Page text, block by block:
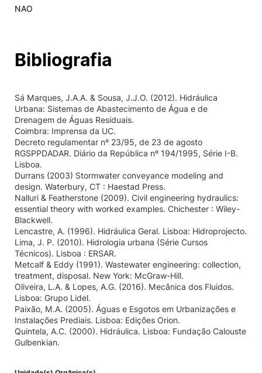
NAO
Bibliografia
Sá Marques, J.A.A. & Sousa, J.J.O. (2012). Hidráulica
Urbana: Sistemas de Abastecimento de Água e de
Drenagem de Águas Residuais.
Coimbra: Imprensa da UC.
Decreto regulamentar nº 23/95, de 23 de agosto
RGSPPDADAR. Diário da República nº 194/1995, Série I-B.
Lisboa.
Durrans (2003) Stormwater conveyance modeling and
design. Waterbury, CT : Haestad Press.
Nalluri & Featherstone (2009). Civil engineering hydraulics:
essential theory with worked examples. Chichester : Wiley-
Blackwell.
Lencastre, A. (1996). Hidráulica Geral. Lisboa: Hidroprojecto.
Lima, J. P. (2010). Hidrologia urbana (Série Cursos
Técnicos). Lisboa : ERSAR.
Metcalf & Eddy (1991). Wastewater engineering: collection,
treatment, disposal. New York: McGraw-Hill.
Oliveira, L.A. & Lopes, A.G. (2016). Mecânica dos Fluidos.
Lisboa: Grupo Lidel.
Paixão, M.A. (2005). Águas e Esgotos em Urbanizações e
Instalações Prediais. Lisboa: Edições Orion.
Quintela, A.C. (2000). Hidráulica. Lisboa: Fundação Calouste
Gulbenkian.